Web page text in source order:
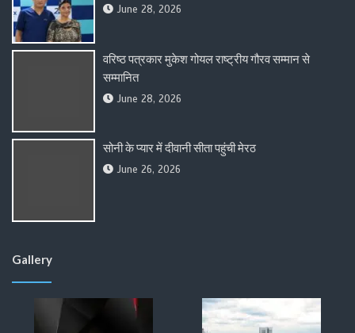
June 28, 2026
वरिष्ठ पत्रकार मुकेश गोयल राष्ट्रीय गौरव सम्मान से
सम्मानित
June 28, 2026
सोनी के प्यार में दीवानी सीता पहुंची मेरठ
June 26, 2026
Gallery